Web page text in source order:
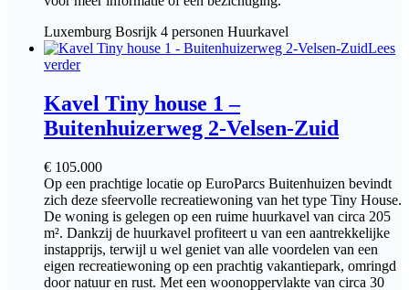
Luxemburg Bosrijk 4 personen Huurkavel
Lees
verder
Kavel Tiny house 1 –
Buitenhuizerweg 2-Velsen-Zuid
€ 105.000
Op een prachtige locatie op EuroParcs Buitenhuizen bevindt
zich deze sfeervolle recreatiewoning van het type Tiny House.
De woning is gelegen op een ruime huurkavel van circa 205
m². Dankzij de huurkavel profiteert u van een aantrekkelijke
instapprijs, terwijl u wel geniet van alle voordelen van een
eigen recreatiewoning op een prachtig vakantiepark, omringd
door natuur en rust. Met een woonoppervlakte van circa 30